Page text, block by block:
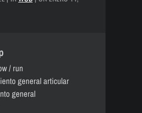
/ run
general articular
general